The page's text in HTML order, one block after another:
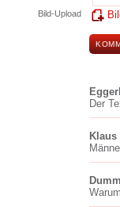
Bild-Upload
Der
Klaus